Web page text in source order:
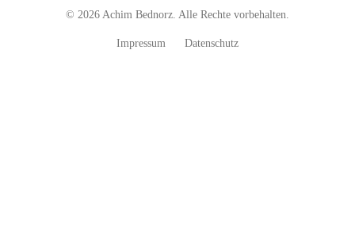
© 2026 Achim Bednorz. Alle Rechte vorbehalten.
Impressum Datenschutz